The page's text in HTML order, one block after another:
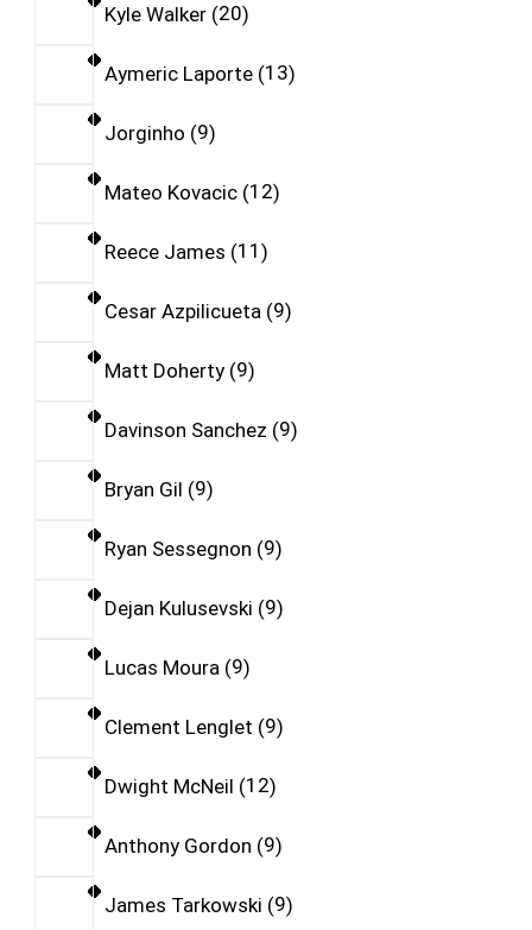
Kyle Walker 20
Aymeric Laporte 13
Jorginho 9
Mateo Kovacic 12
Reece James 11
Cesar Azpilicueta 9
Matt Doherty 9
Davinson Sanchez 9
Bryan Gil 9
Ryan Sessegnon 9
Dejan Kulusevski 9
Lucas Moura 9
Clement Lenglet 9
Dwight McNeil 12
Anthony Gordon 9
James Tarkowski 9